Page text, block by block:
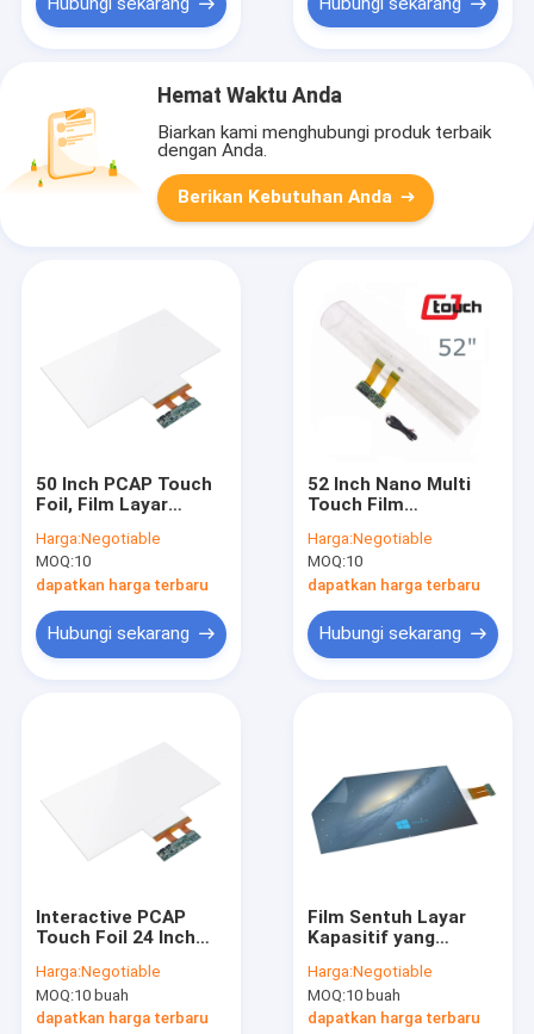
Hemat Waktu Anda
Biarkan kami menghubungi produk terbaik
dengan Anda.
Berikan Kebutuhan Anda
50 Inch PCAP Touch
Foil, Film Layar
20 Poin
Harga:Negotiable
MOQ:10
dapatkan harga terbaru
Hubungi sekarang
52 Inch Nano Multi
Touch Film
Tahan Debu
Harga:Negotiable
MOQ:10
dapatkan harga terbaru
Hubungi sekarang
Interactive PCAP
Touch Foil 24 Inch
Waterproof
Harga:Negotiable
MOQ:10 buah
dapatkan harga terbaru
Film Sentuh Layar
Kapasitif yang
dengan Antarmuka
USB
Harga:Negotiable
MOQ:10 buah
dapatkan harga terbaru